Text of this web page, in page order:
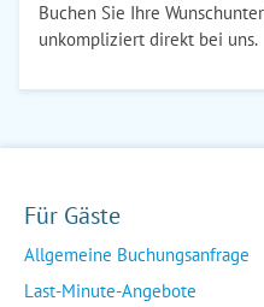
Buchen Sie Ihre
unkompliziert direkt bei uns.
Für Gäste
Allgemeine Buchungsanfrage
Last-Minute-Angebote